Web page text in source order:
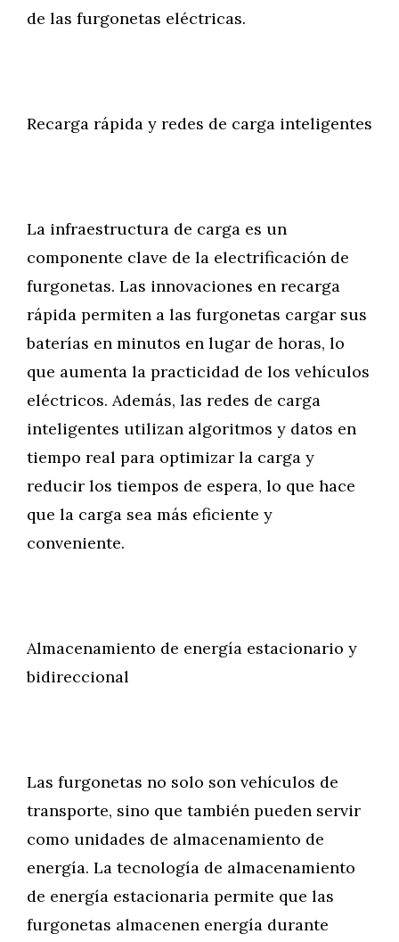
de las furgonetas eléctricas.
Recarga rápida y redes de carga inteligentes
La infraestructura de carga es un
componente clave de la electrificación de
furgonetas. Las innovaciones en recarga
rápida permiten a las furgonetas cargar sus
baterías en minutos en lugar de horas, lo
que aumenta la practicidad de los vehículos
eléctricos. Además, las redes de carga
inteligentes utilizan algoritmos y datos en
tiempo real para optimizar la carga y
reducir los tiempos de espera, lo que hace
que la carga sea más eficiente y
conveniente.
Almacenamiento de energía estacionario y
bidireccional
Las furgonetas no solo son vehículos de
transporte, sino que también pueden servir
como unidades de almacenamiento de
energía. La tecnología de almacenamiento
de energía estacionaria permite que las
furgonetas almacenen energía durante